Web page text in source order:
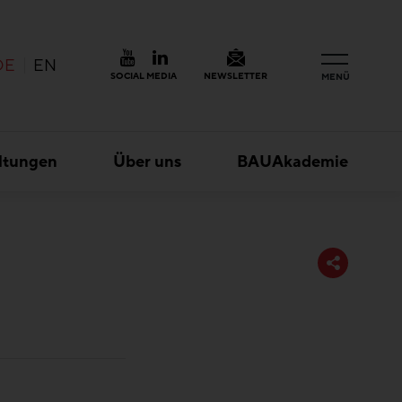
MENÜ
EN SOCIAL MEDIA NEWSLETTER
Über uns BAUAkademie